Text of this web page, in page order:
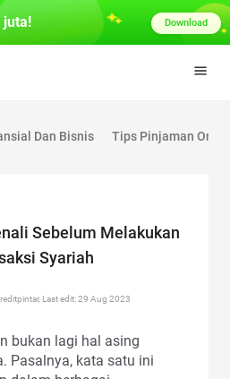
Dan Bisnis Tips Pinjaman
Sebelum Melakukan
Syariah
Last edit: 29 Aug 2023
bukan lagi hal asing
Pasalnya, kata satu ini
juta! Download